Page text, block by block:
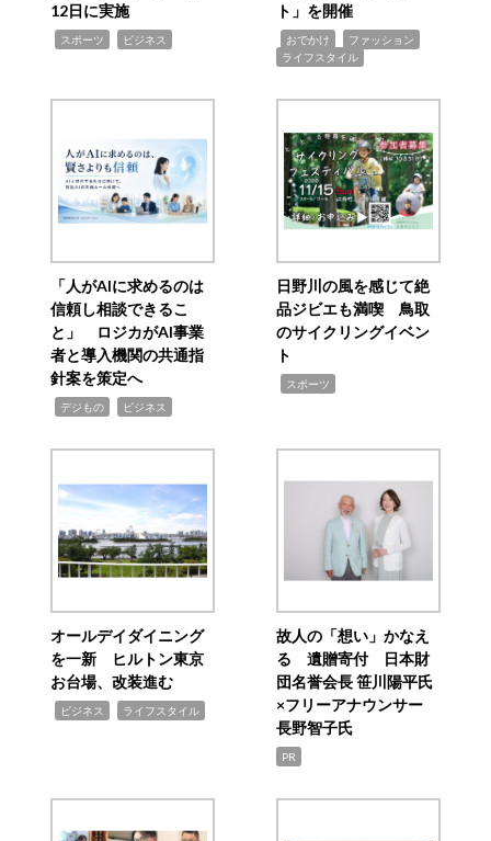
12日に実施
スポーツ ビジネス
ト」を開催
おでかけ ファッション
ライフスタイル
「人がAIに求めるのは
信頼し相談できるこ
と」 ロジカがAI事業
者と導入機関の共通指
針案を策定へ
デジもの ビジネス
日野川の風を感じて絶
品ジビエも満喫 鳥取
のサイクリングイベン
ト
スポーツ
オールデイダイニング
を一新 ヒルトン東京
お台場、改装進む
ビジネス ライフスタイル
故人の「想い」かなえ
る 遺贈寄付 日本財
団名誉会長 笹川陽平氏
×フリーアナウンサー
長野智子氏
PR